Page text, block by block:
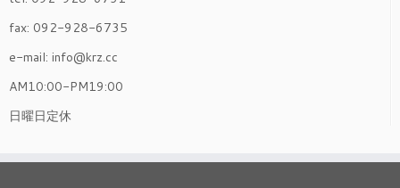
fax: 092-928-6735
e-mail: info@krz.cc
AM10:00-PM19:00
日曜日定休